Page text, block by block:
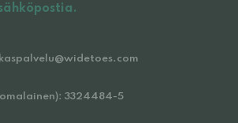
3324484-5